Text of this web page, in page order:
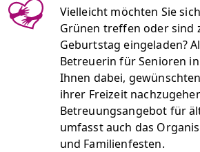
Vielleicht möchten Sie
Grünen treffen oder sind
Geburtstag eingeladen?
Betreuerin für Senioren
Ihnen dabei,
ihrer Freizeit
Betreuungsangebot für
umfasst auch das
und Familienfesten.